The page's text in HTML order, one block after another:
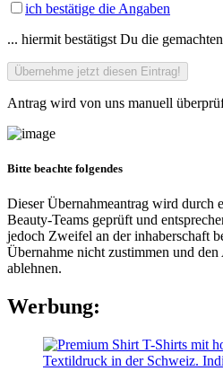
ich bestätige die Angaben
... hiermit bestätigst Du die
Antrag wird von uns manuell
Bitte beachte folgendes
Dieser Übernahmeantrag wird durch
Beauty-Teams geprüft und
jedoch Zweifel an der inhaberschaft
Übernahme nicht zustimmen und den
ablehnen.
Werbung: